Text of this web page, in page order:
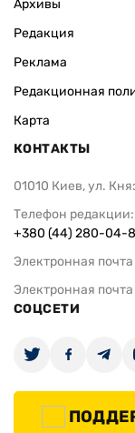
Архивы
Редакция
Реклама
Редакционная
Карта
КОНТАКТЫ
01010 Киев, ул.
Телефон редакции:
+380 (44) 280-04-
Электронная
Электронная
СОЦСЕТИ